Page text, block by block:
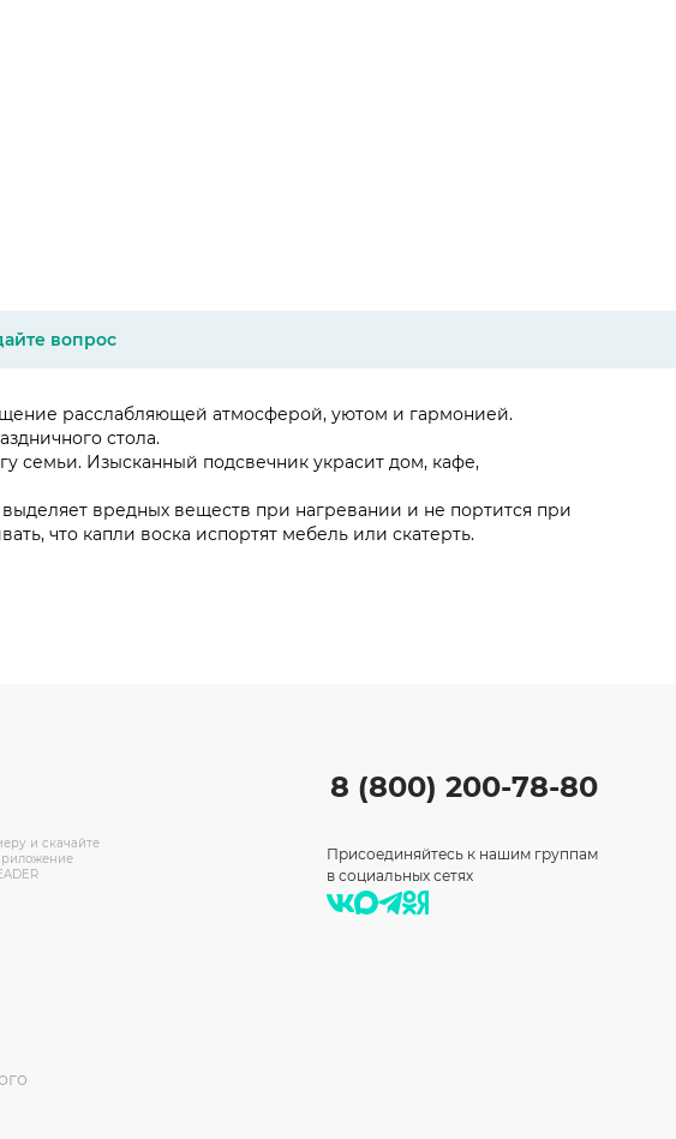
вопрос
расслабляющей атмосферой, уютом и гармонией.
стола.
семьи. Изысканный подсвечник украсит дом, кафе,
вредных веществ при нагревании и не портится при
что капли воска испортят мебель или скатерть.
и скачайте
8 (800) 200-78-80
Присоединяйтесь к нашим группам
в социальных сетях